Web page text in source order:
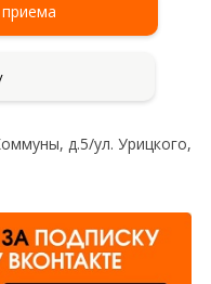
д.5/ул. Урицкого,